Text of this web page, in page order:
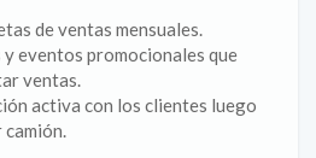
de ventas mensuales.
eventos promocionales que
ventas.
activa con los clientes luego
camión.